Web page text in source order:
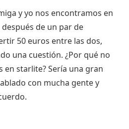
y yo nos encontramos en
de un par de
50 euros entre las dos,
una cuestión. ¿Por qué no
en starlite? Sería una gran
con mucha gente y